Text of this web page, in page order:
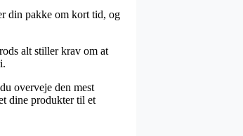
din pakke om kort tid, og
alt stiller krav om at
overveje den mest
dine produkter til et